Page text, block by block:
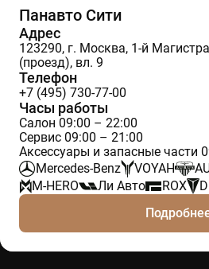
Панавто Сити
Адрес
123290, г. Москва, 1-й
(проезд), вл. 9
Телефон
+7 (495) 730-77-00
Часы работы
Салон 09:00 – 22:00
Сервис 09:00 – 21:00
Аксессуары и запасные части
Mercedes-Benz
VOYAH
M-HERO
Ли Авто ROX